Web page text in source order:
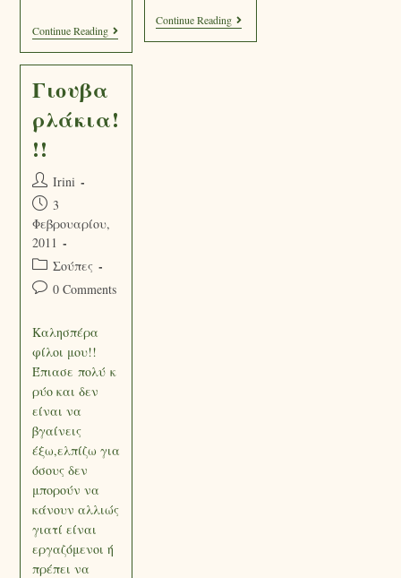
Continue Reading
Continue Reading
Γιουβα
ρλάκια!
!!
Irini
3
Φεβρουαρίου,
2011
Σούπες
0 Comments
Καλησπέρα
φίλοι μου!!
Έπιασε πολύ κ
ρύο και δεν
είναι να
βγαίνεις
έξω,ελπίζω για
όσους δεν
μπορούν να
κάνουν αλλιώς
γιατί είναι
εργαζόμενοι ή
πρέπει να